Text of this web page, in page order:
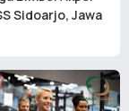
Sidoarjo, Jawa